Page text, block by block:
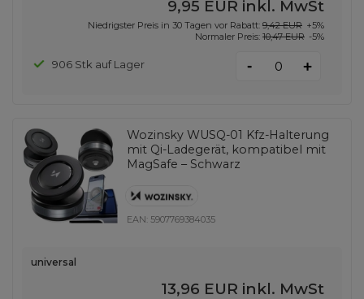
9,95 EUR inkl. MwSt
Niedrigster Preis in 30 Tagen vor Rabatt: 9,42 EUR +5%
Normaler Preis: 10,47 EUR -5%
906 Stk auf Lager - +
Wozinsky WUSQ-01 Kfz-Halterung
mit Qi-Ladegerät, kompatibel mit
MagSafe – Schwarz
EAN: 5907769384035
universal
13,96 EUR inkl. MwSt